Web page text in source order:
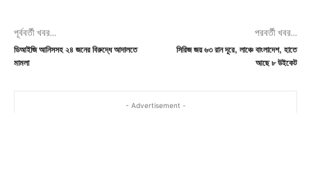
পূর্ববর্তী খবর...
ডিআইজি আনিসসহ ২৪ জনের বিরুদ্ধে আদালতে
মামলা
পরবর্তী খবর...
সিরিজ জয় ৬৩ রান দূরে, লাঞ্চে বাংলাদেশ, হাতে
আছে ৮ উইকেট
- Advertisement -